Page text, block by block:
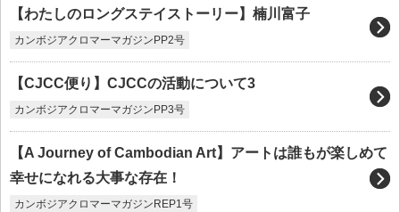
【わたしのロングステイストーリー】楠川富子
カンボジアクロマーマガジンPP2号
【CJCC便り】CJCCの活動について3
カンボジアクロマーマガジンPP3号
【A Journey of Cambodian Art】アートは誰もが楽しめて
幸せになれる大事な存在！
カンボジアクロマーマガジンREP1号